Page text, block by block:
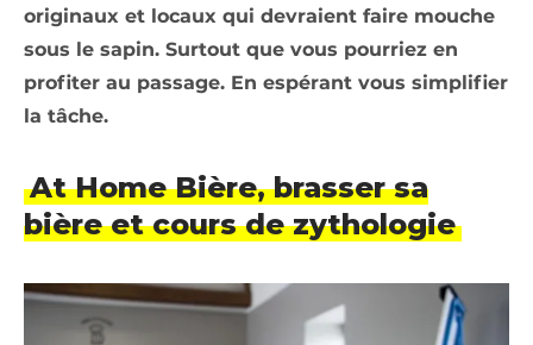
originaux et locaux qui devraient faire mouche
sous le sapin. Surtout que vous pourriez en
profiter au passage. En espérant vous simplifier
la tâche.
At Home Bière, brasser sa
bière et cours de zythologie